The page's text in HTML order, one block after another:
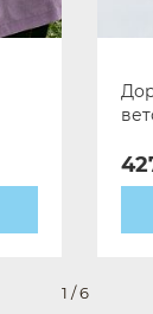
1 /6